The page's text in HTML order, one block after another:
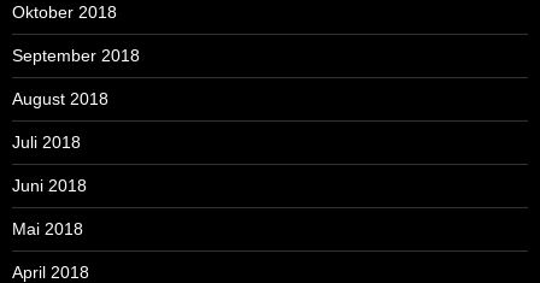
Oktober 2018
September 2018
August 2018
Juli 2018
Juni 2018
Mai 2018
April 2018